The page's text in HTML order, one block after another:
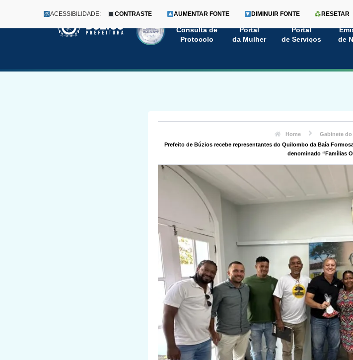
Pular
conteúdo
Menu
Consulta de
Protocolo
Portal
da Mulher
Portal
de Serviços
de
ACESSIBILIDADE: CONTRASTE AUMENTAR FONTE DIMINUIR FONTE RESETAR
Home
Gabinete do
Prefeito de Búzios recebe representantes do Quilombo da Baía
denominado “Famílias